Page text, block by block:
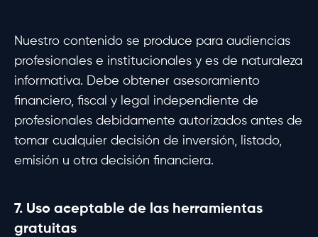
Nuestro contenido se produce para audiencias
profesionales e institucionales y es de naturaleza
informativa. Debe obtener asesoramiento
financiero, fiscal y legal independiente de
profesionales debidamente autorizados antes de
tomar cualquier decisión de inversión, listado,
emisión u otra decisión financiera.
7. Uso aceptable de las herramientas
gratuitas